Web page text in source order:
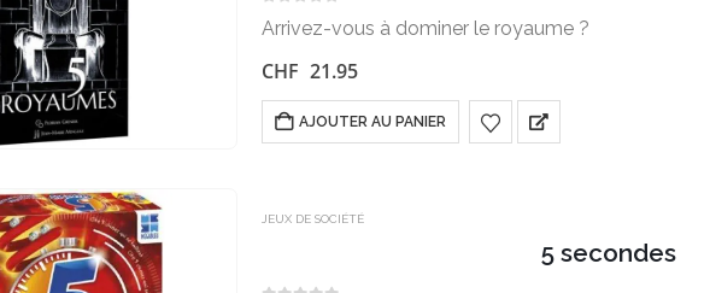
Arrivez-vous à dominer le royaume ?
CHF 21.95
AJOUTER AU PANIER
JEUX DE SOCIÉTÉ
5 secondes